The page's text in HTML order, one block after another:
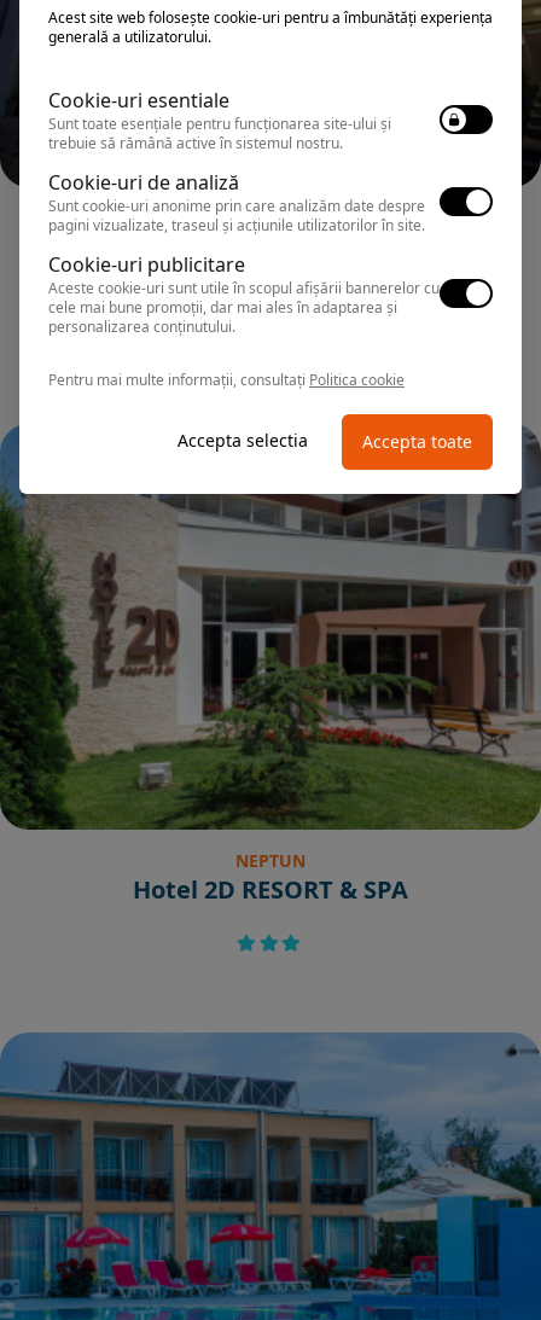
MAMAIA
INCLUSIVE
NEPTUN
Hotel 2D RESORT & SPA
Acest site web folosește cookie-uri pentru a îmbunătăți experiența
generală a utilizatorului.
Cookie-uri esentiale
Sunt toate esențiale pentru funcționarea site-ului și
trebuie să rămână active în sistemul nostru.
Cookie-uri de analiză
Sunt cookie-uri anonime prin care analizăm date despre
pagini vizualizate, traseul și acțiunile utilizatorilor în site.
Cookie-uri publicitare
Aceste cookie-uri sunt utile în scopul afișării bannerelor cu
cele mai bune promoții, dar mai ales în adaptarea și
personalizarea conținutului.
Pentru mai multe informații, consultați Politica cookie
Accepta selectia Accepta toate